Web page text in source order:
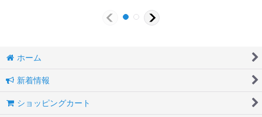
ホーム
新着情報
ショッピングカート